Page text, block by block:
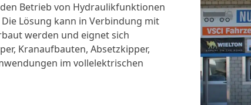
Betrieb von Hydraulikfunktionen
Lösung kann in Verbindung mit
werden und eignet sich
Kranaufbauten, Absetzkipper,
im vollelektrischen